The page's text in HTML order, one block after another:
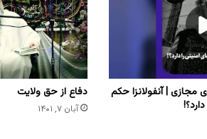
مجازی | آنفولانزا حکم
دفاع از حق ولایت
آبان ۷, ۱۴۰۱